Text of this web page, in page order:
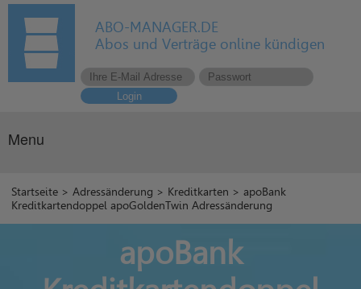
ABO-MANAGER.DE
Abos und Verträge online kündigen
Login
Menu
Startseite >Adressänderung > Kreditkarten > apoBank
Kreditkartendoppel apoGoldenTwin Adressänderung
apoBank